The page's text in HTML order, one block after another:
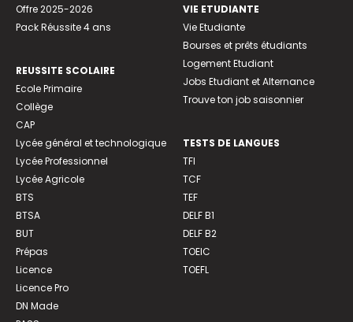
Offre 2025-2026
Pack Réussite 4 ans
REUSSITE SCOLAIRE
Ecole Primaire
Collège
CAP
Lycée général et technologique
Lycée Professionnel
Lycée Agricole
BTS
BTSA
BUT
Prépas
Licence
Licence Pro
DN Made
VIE ETUDIANTE
Vie Etudiante
Bourses et prêts étudiants
Logement Etudiant
Jobs Etudiant et Alternance
Trouve ton job saisonnier
TESTS DE LANGUES
TFI
TCF
TEF
DELF B1
DELF B2
TOEIC
TOEFL